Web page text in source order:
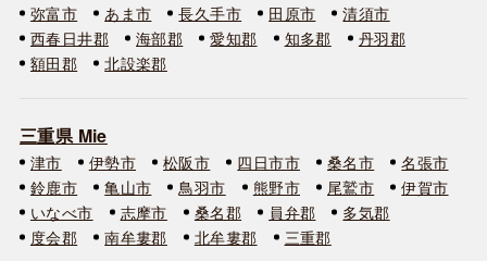
弥富市
あま市 長久手市 田原市
清須市
西春日井郡
海部郡 愛知郡 知多郡
丹羽郡
額田郡
北設楽郡
三重県 Mie
津市 伊勢市 松阪市 四日市市 桑名市
名張市
鈴鹿市
亀山市 鳥羽市 熊野市 尾鷲市
伊賀市
いなべ市
志摩市 桑名郡 員弁郡
多気郡
度会郡
南牟婁郡 北牟婁郡 三重郡